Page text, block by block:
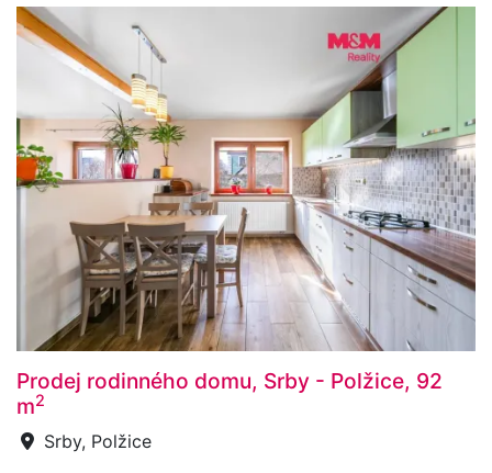
Prodej rodinného domu, Srby - Polžice, 92
m2
Srby, Polžice